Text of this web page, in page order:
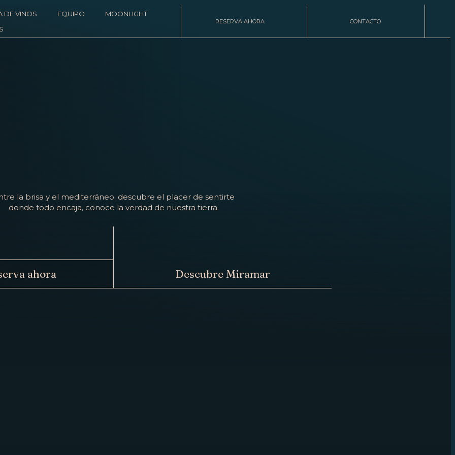
DE VINOS EQUIPO
MOONLIGHT
RESERVA AHORA CONTACTO
la brisa y el mediterráneo; descubre el placer de sentirte
donde todo encaja, conoce la verdad de nuestra tierra.
ahora Descubre Miramar